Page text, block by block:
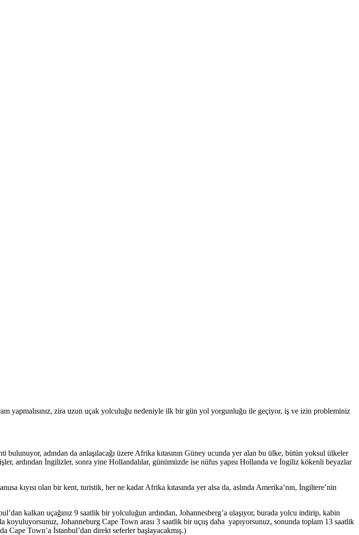
yapmalısınız, zira uzun uçak yolculuğu nedeniyle ilk bir gün yol yorgunluğu ile geçiyor, iş ve izin probleminiz
adından da anlaşılacağı üzere Afrika kıtasının Güney ucunda yer alan bu ülke, bütün yoksul ülkeler
ardından İngilizler, sonra yine Hollandalılar, günümüzde ise nüfus yapısı Hollanda ve İngiliz kökenli beyazlar
kıyısı olan bir kent, turistik, her ne kadar Afrika kıtasında yer alsa da, aslında Amerika’nın, İngiltere’nin
kalkan uçağınız 9 saatlik bir yolculuğun ardından, Johannesberg’a ulaşıyor, burada yolcu indirip, kabin
Johanneburg Cape Town arası 3 saatlik bir uçuş daha yapıyorsunuz, sonunda toplam 13 saatlik
Cape Town’a İstanbul’dan direkt seferler başlayacakmış.)